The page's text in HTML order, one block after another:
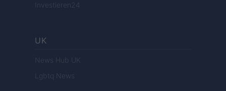
Investieren24
UK
News Hub UK
Lgbtq News